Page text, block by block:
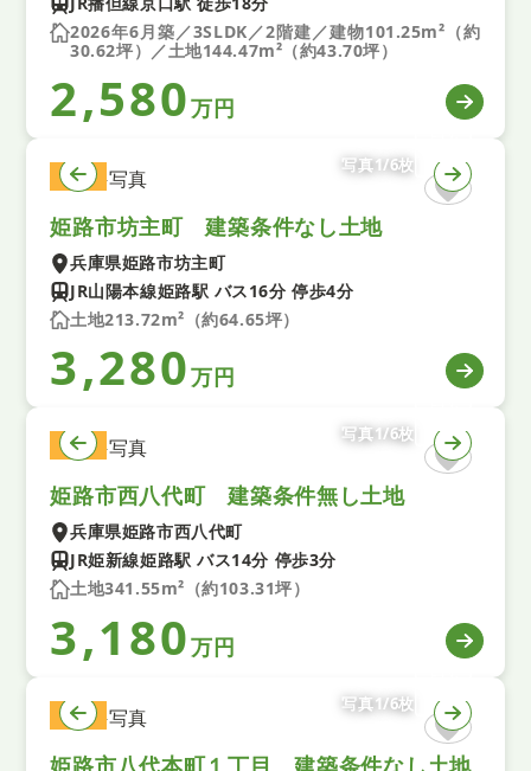
2026年6月築／3SLDK／2階建／建物101.25m²（約
30.62坪）／土地144.47m²（約43.70坪）
2,580万円
土地
写真1/6枚
姫路市坊主町 建築条件なし土地
兵庫県姫路市坊主町
JR山陽本線姫路駅 バス16分 停歩4分
土地213.72m²（約64.65坪）
3,280万円
土地
写真1/6枚
姫路市西八代町 建築条件無し土地
兵庫県姫路市西八代町
JR姫新線姫路駅 バス14分 停歩3分
土地341.55m²（約103.31坪）
3,180万円
土地
写真1/6枚
姫路市八代本町１丁目 建築条件なし土地